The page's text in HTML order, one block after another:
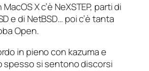
MacOS X c’è NeXSTEP, parti di
e di NetBSD… poi c’è tanta
Open.
in pieno con kazuma e
spesso si sentono discorsi